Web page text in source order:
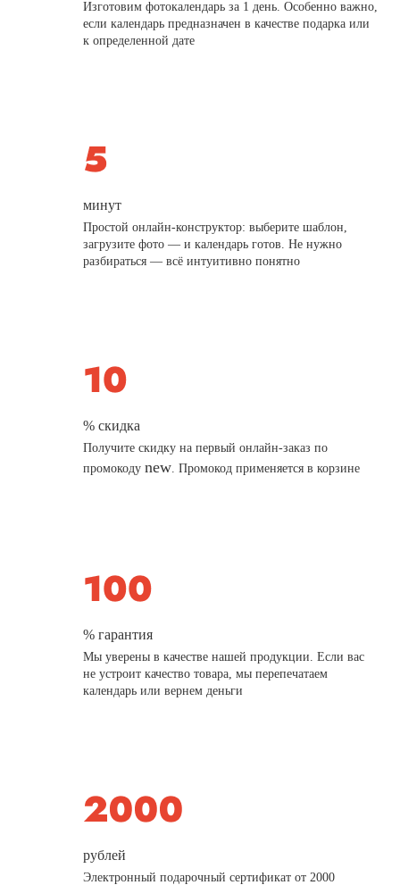
Изготовим фотокалендарь за 1 день. Особенно важно,
если календарь предназначен в качестве подарка или
к определенной дате
минут
Простой онлайн-конструктор: выберите шаблон,
загрузите фото — и календарь готов. Не нужно
разбираться — всё интуитивно понятно
% скидка
Получите скидку на первый онлайн-заказ по
промокодуnew. Промокод применяется в корзине
% гарантия
Мы уверены в качестве нашей продукции. Если вас
не устроит качество товара, мы перепечатаем
календарь или вернем деньги
рублей
Электронный подарочный сертификат от 2000